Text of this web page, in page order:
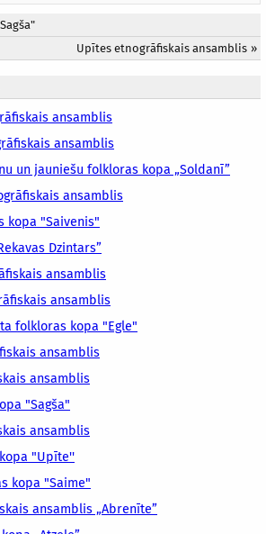
Upītes etnogrāfiskais ansamblis »
ansamblis
ansamblis
un jauniešu folkloras kopa „Soldanī”
ansamblis
kopa "Saivenis"
Dzintars”
ansamblis
ansamblis
folkloras kopa "Egle"
ansamblis
ansamblis
"Sagša"
ansamblis
"Upīte''
kopa "Saime"
ansamblis „Abrenīte”